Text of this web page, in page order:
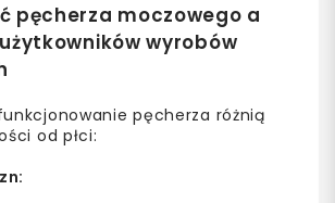
pęcherza moczowego a
wyrobów
pęcherza różnią
od płci: